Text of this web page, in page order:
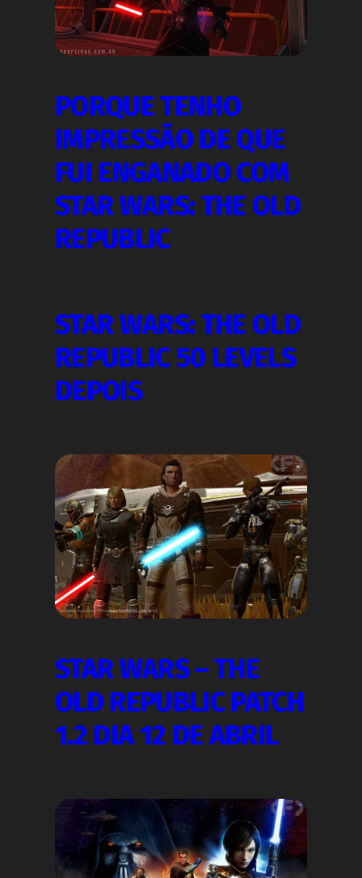
PORQUE TENHO
IMPRESSÃO DE QUE
FUI ENGANADO COM
STAR WARS: THE OLD
REPUBLIC
STAR WARS: THE OLD
REPUBLIC 50 LEVELS
DEPOIS
STAR WARS – THE
OLD REPUBLIC PATCH
1.2 DIA 12 DE ABRIL